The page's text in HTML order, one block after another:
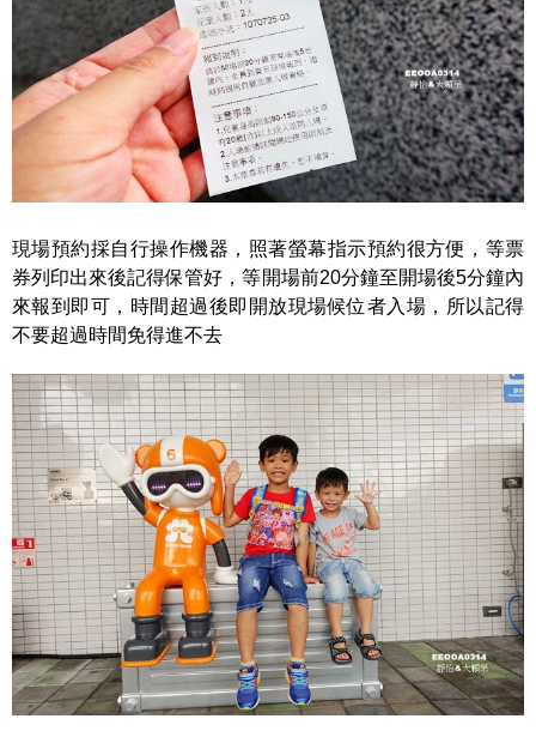
現場預約採自行操作機器，照著螢幕指示預約很方便，等票
券列印出來後記得保管好，等開場前20分鐘至開場後5分鐘內
來報到即可，時間超過後即開放現場候位者入場，所以記得
不要超過時間免得進不去